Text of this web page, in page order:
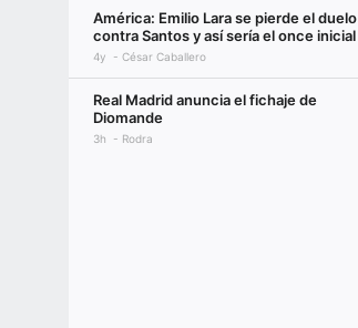
América: Emilio Lara se pierde el duelo
contra Santos y así sería el once inicial
4y César Caballero
Real Madrid anuncia el fichaje de
Diomande
3h Rodra